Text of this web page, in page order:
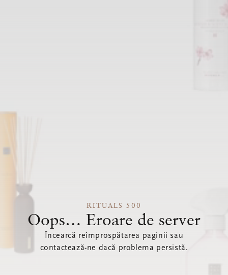
RITUALS 500
Oops… Eroare de server
Încearcă reîmprospătarea paginii sau
contactează-ne dacă problema persistă.